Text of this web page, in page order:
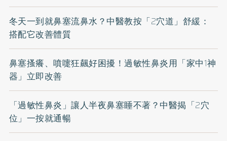
冬天一到就鼻塞流鼻水？中醫教按「2穴道」舒緩：
搭配它改善體質
鼻塞搔癢、噴嚏狂飆好困擾！過敏性鼻炎用「家中1神
器」立即改善
「過敏性鼻炎」讓人半夜鼻塞睡不著？中醫揭「2穴
位」一按就通暢